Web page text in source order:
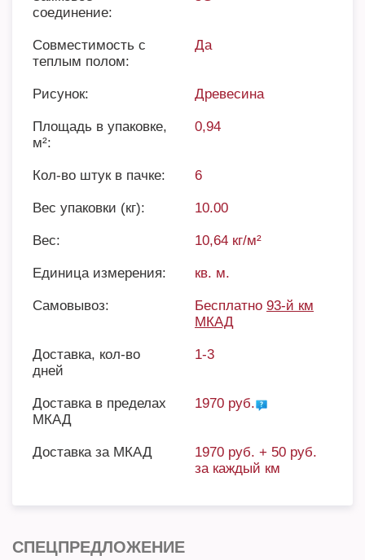
соединение:
Совместимость с
теплым полом:
Да
Рисунок: Древесина
Площадь в упаковке,
м²:
0,94
Кол-во штук в пачке: 6
Вес упаковки (кг): 10.00
Вес: 10,64 кг/м²
Единица измерения: кв. м.
Самовывоз: Бесплатно 93-й км
МКАД
Доставка, кол-во
дней
1-3
Доставка в пределах
МКАД
1970 руб.
Доставка за МКАД
1970 руб. + 50 руб.
за каждый км
СПЕЦПРЕДЛОЖЕНИЕ